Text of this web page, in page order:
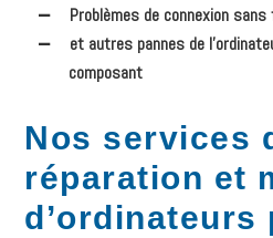
Problèmes de connexion sans
et autres pannes de
composant
Nos services
réparation et
d’ordinateurs